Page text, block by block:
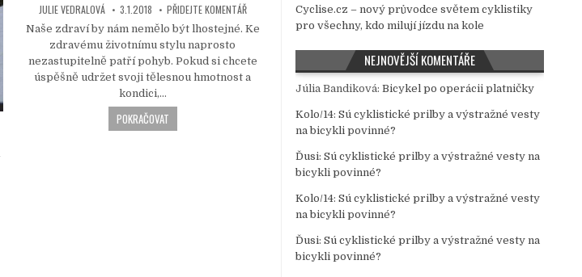
e
d
i
n
JULIE VEDRALOVÁ 3.1.2018 PŘIDEJTE KOMENTÁŘ
Naše zdraví by nám nemělo být lhostejné. Ke
zdravému životnímu stylu naprosto
nezastupitelně patří pohyb. Pokud si chcete
úspěšně udržet svoji tělesnou hmotnost a
kondici,…
POKRAČOVAT
Cyclise.cz – nový průvodce světem cyklistiky
pro všechny, kdo milují jízdu na kole
NEJNOVĚJŠÍ KOMENTÁŘE
Júlia Bandiková: Bicykel po operácii platničky
Kolo/14: Sú cyklistické prilby a výstražné vesty
na bicykli povinné?
Ďusi: Sú cyklistické prilby a výstražné vesty na
bicykli povinné?
Kolo/14: Sú cyklistické prilby a výstražné vesty
na bicykli povinné?
Ďusi: Sú cyklistické prilby a výstražné vesty na
bicykli povinné?